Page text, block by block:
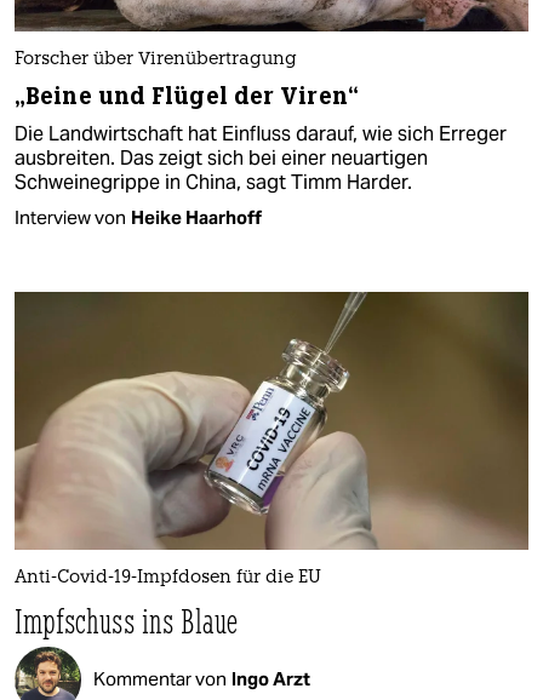
Forscher über Virenübertragung
„Beine und Flügel der Viren“
Die Landwirtschaft hat Einfluss darauf, wie sich Erreger
ausbreiten. Das zeigt sich bei einer neuartigen
Schweinegrippe in China, sagt Timm Harder.
Interview von Heike Haarhoff
Anti-Covid-19-Impfdosen für die EU
Impfschuss ins Blaue
Kommentar von Ingo Arzt